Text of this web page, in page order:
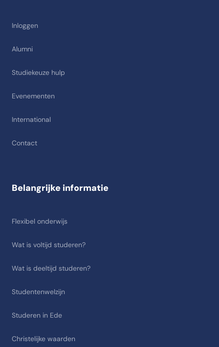
Inloggen
Alumni
Studiekeuze hulp
Evenementen
International
Contact
Belangrijke informatie
Flexibel onderwijs
Wat is voltijd studeren?
Wat is deeltijd studeren?
Studentenwelzijn
Studeren in Ede
Christelijke waarden